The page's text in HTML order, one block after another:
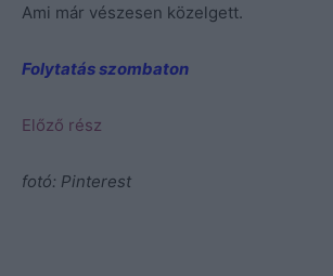
Ami már vészesen közelgett.
Folytatás szombaton
Előző rész
fotó: Pinterest